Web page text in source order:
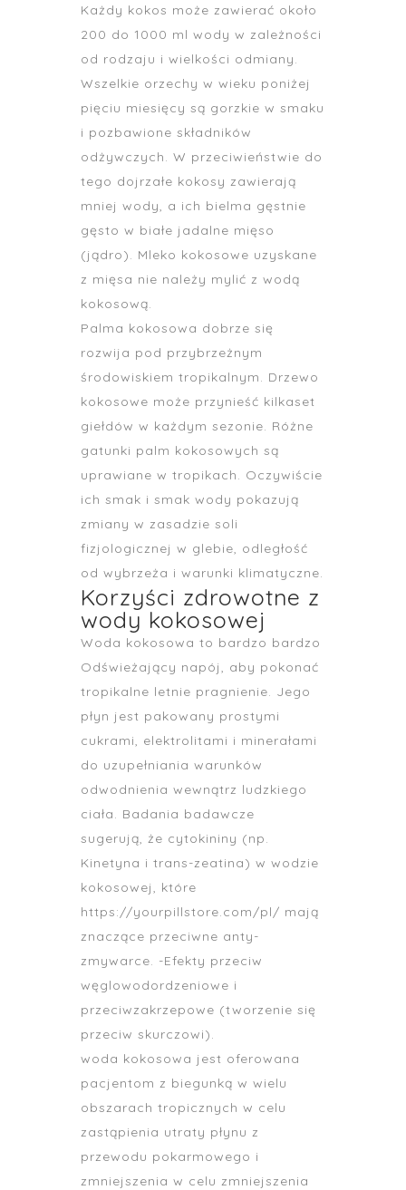
Każdy kokos może zawierać około
200 do 1000 ml wody w zależności
od rodzaju i wielkości odmiany.
Wszelkie orzechy w wieku poniżej
pięciu miesięcy są gorzkie w smaku
i pozbawione składników
odżywczych. W przeciwieństwie do
tego dojrzałe kokosy zawierają
mniej wody, a ich bielma gęstnie
gęsto w białe jadalne mięso
(jądro). Mleko kokosowe uzyskane
z mięsa nie należy mylić z wodą
kokosową.
Palma kokosowa dobrze się
rozwija pod przybrzeżnym
środowiskiem tropikalnym. Drzewo
kokosowe może przynieść kilkaset
giełdów w każdym sezonie. Różne
gatunki palm kokosowych są
uprawiane w tropikach. Oczywiście
ich smak i smak wody pokazują
zmiany w zasadzie soli
fizjologicznej w glebie, odległość
od wybrzeża i warunki klimatyczne.
Korzyści zdrowotne z
wody kokosowej
Woda kokosowa to bardzo bardzo
Odświeżający napój, aby pokonać
tropikalne letnie pragnienie. Jego
płyn jest pakowany prostymi
cukrami, elektrolitami i minerałami
do uzupełniania warunków
odwodnienia wewnątrz ludzkiego
ciała. Badania badawcze
sugerują, że cytokininy (np.
Kinetyna i trans-zeatina) w wodzie
kokosowej, które
https://yourpillstore.com/pl/ mają
znaczące przeciwne anty-
zmywarce. -Efekty przeciw
węglowodordzeniowe i
przeciwzakrzepowe (tworzenie się
przeciw skurczowi).
woda kokosowa jest oferowana
pacjentom z biegunką w wielu
obszarach tropicznych w celu
zastąpienia utraty płynu z
przewodu pokarmowego i
zmniejszenia w celu zmniejszenia